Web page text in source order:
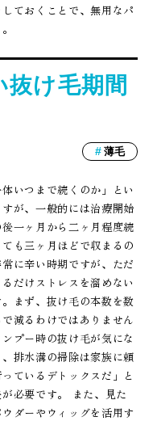
ておくことで、無用なパ
け毛期間
薄毛
いつまで続くのか」とい
が、一般的には治療開始
一ヶ月から二ヶ月程度続
も三ヶ月ほどで収まるの
に辛い時期ですが、ただ
だけストレスを溜めない
まず、抜け毛の本数を数
減るわけではありません
プー時の抜け毛が気にな
排水溝の掃除は家族に頼
ているデトックスだ」と
必要です。 また、見た
ダーやウィッグを活用す